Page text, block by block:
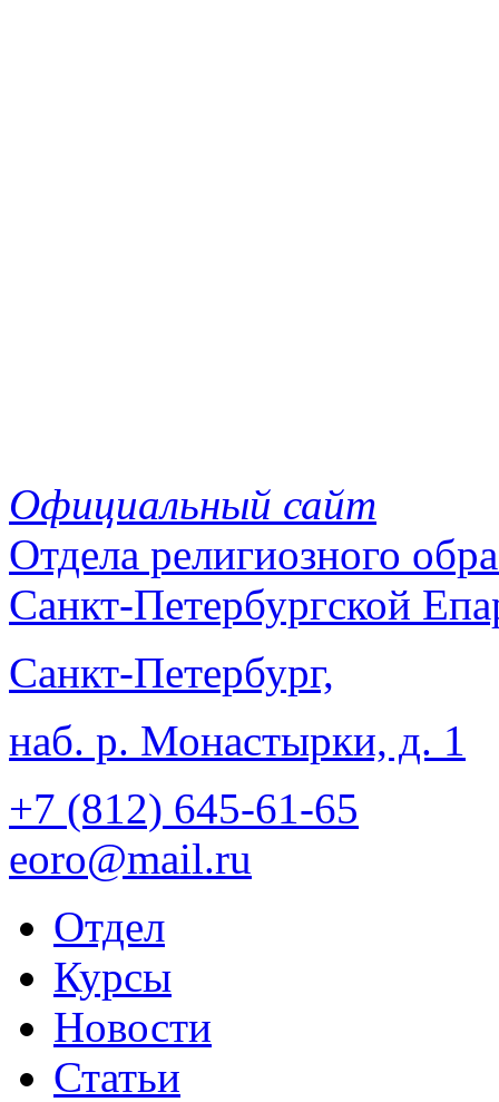
Официальный сайт
Отдела религиозного
Санкт-Петербургской
Санкт-Петербург,
наб. р. Монастырки, д. 1
+7 (812) 645-61-65
eoro@mail.ru
Отдел
Курсы
Новости
Статьи